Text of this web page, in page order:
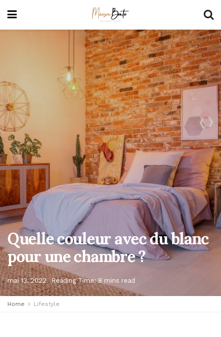
Quelle couleur avec du blanc
pour une chambre ?
mai 13, 2022 Reading Time: 8 mins read
Home Lifestyle